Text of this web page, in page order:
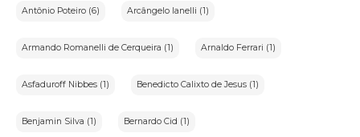
Antônio Poteiro (6) Arcângelo Ianelli (1)
Armando Romanelli de Cerqueira (1) Arnaldo Ferrari (1)
Asfaduroff Nibbes (1) Benedicto Calixto de Jesus (1)
Benjamin Silva (1) Bernardo Cid (1)